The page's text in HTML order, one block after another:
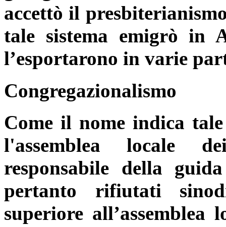
accettò il
tale sistema emigrò in
l’esportarono in varie
Congregazionalismo
Come il nome indica
l'assemblea locale
responsabile della
pertanto rifiutati
superiore